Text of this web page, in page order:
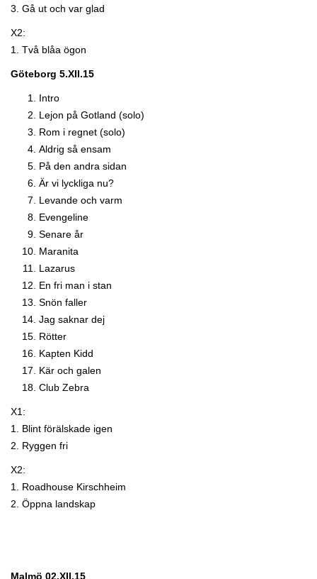
3. Gå ut och var glad
X2:
1. Två blåa ögon
Göteborg 5.XII.15
Intro
Lejon på Gotland (solo)
Rom i regnet (solo)
Aldrig så ensam
På den andra sidan
Är vi lyckliga nu?
Levande och varm
Evengeline
Senare år
Maranita
Lazarus
En fri man i stan
Snön faller
Jag saknar dej
Rötter
Kapten Kidd
Kär och galen
Club Zebra
X1:
1. Blint förälskade igen
2. Ryggen fri
X2:
1. Roadhouse Kirschheim
2. Öppna landskap
Malmö 02.XII.15